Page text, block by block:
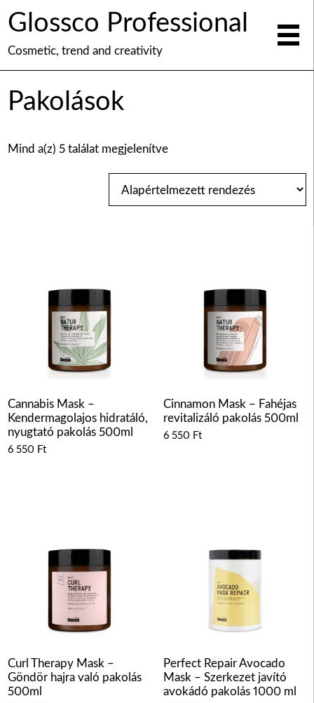
Glossco Professional
Cosmetic, trend and creativity
Pakolások
Mind a(z) 5 találat megjelenítve
Cannabis Mask –
Kendermagolajos hidratáló,
nyugtató pakolás 500ml
6 550 Ft
Cinnamon Mask – Fahéjas
revitalizáló pakolás 500ml
6 550 Ft
Curl Therapy Mask –
Göndör hajra való pakolás
500ml
Perfect Repair Avocado
Mask – Szerkezet javító
avokádó pakolás 1000 ml